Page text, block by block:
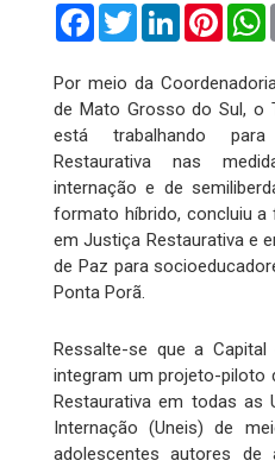
FacebookTwitterLinkedIn
Por meio da
de Mato Grosso do Sul, o
está trabalhando
Restaurativa nas
internação e de
formato híbrido, concluiu
em Justiça Restaurativa e
de Paz para
Ponta Porã.
Ressalte-se que a
integram um projeto-piloto
Restaurativa em todas as
Internação (Uneis) de
adolescentes autores